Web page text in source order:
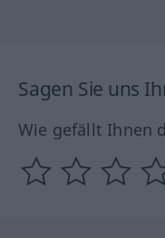
Sagen Sie uns
Wie gefällt Ihnen